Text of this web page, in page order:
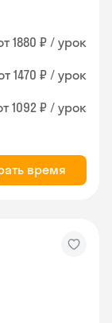
1880 ₽ / урок
1470 ₽ / урок
1092 ₽ / урок
время